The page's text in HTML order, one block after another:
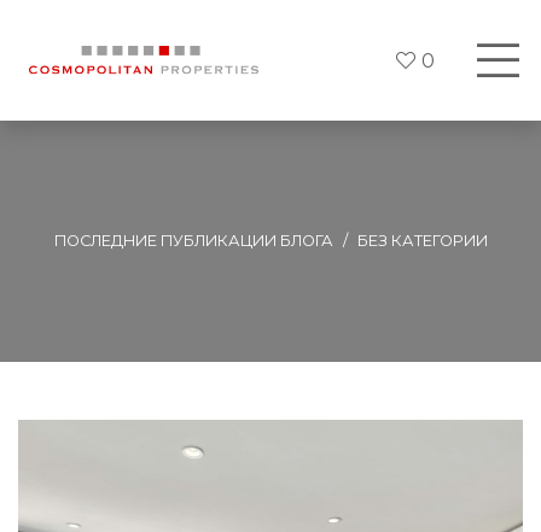
0
ПОСЛЕДНИЕ ПУБЛИКАЦИИ БЛОГА БЕЗ КАТЕГОРИИ